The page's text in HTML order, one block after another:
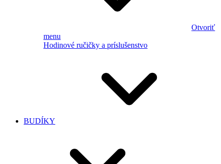
Otvoriť
menu
Hodinové ručičky a príslušenstvo
BUDÍKY